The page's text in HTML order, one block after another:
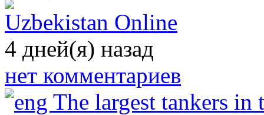
Uzbekistan Online
4 дней(я) назад
нет комментариев